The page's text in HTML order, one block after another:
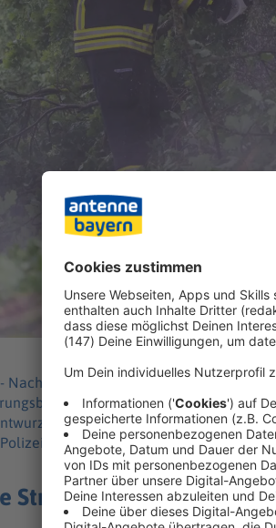
Nach der Sommerhitze sorgt ein
Einsätze. Heftige Gewitter
Bäume, Strommasten
mitteilten.
Strommasten auf der A3